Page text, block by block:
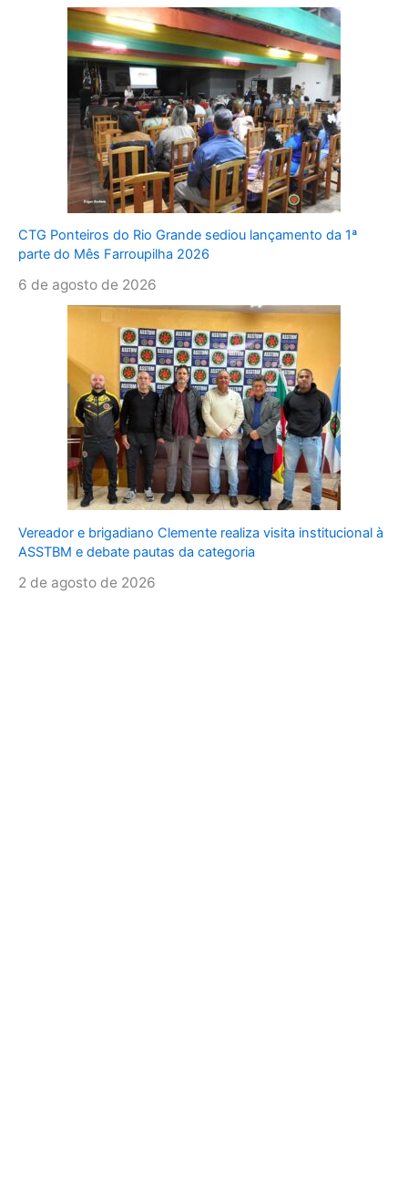
CTG Ponteiros do Rio Grande sediou lançamento da 1ª
parte do Mês Farroupilha 2026
6 de agosto de 2026
Vereador e brigadiano Clemente realiza visita institucional à
ASSTBM e debate pautas da categoria
2 de agosto de 2026